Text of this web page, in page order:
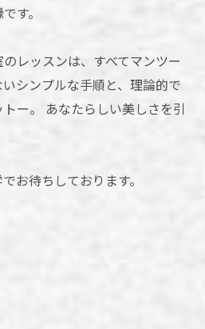
す。
レッスンは、すべてマンツー
シンプルな手順と、理論的で
ー。 あなたらしい美しさを引
お待ちしております。